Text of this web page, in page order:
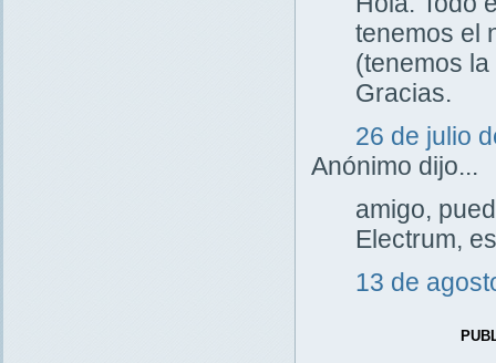
tenemos el
(tenemos
Gracias.
26 de julio
Anónimo dijo...
amigo,
Electrum,
13 de